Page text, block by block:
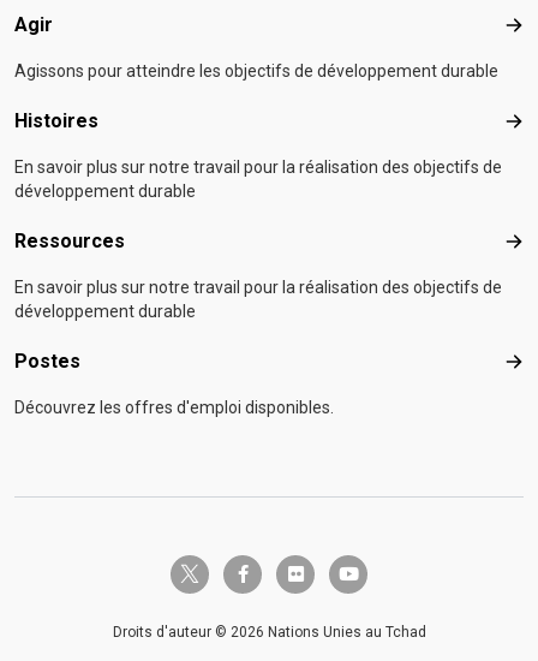
Agir Agir
Agissons pour atteindre les objectifs de développement durable
Histoires
En savoir plus sur notre travail pour la réalisation des objectifs de
développement durable
Ressources
En savoir plus sur notre travail pour la réalisation des objectifs de
développement durable
Postes
Découvrez les offres d'emploi disponibles.
twitter-x facebook-fflickr youtube
Droits d'auteur © 2026 Nations Unies au Tchad